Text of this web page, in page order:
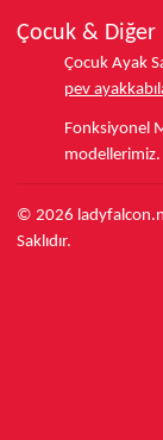
Çocuk &
Çocuk Ayak
pev
Fonksiyonel
modellerimiz.
© 2026
Saklıdır.